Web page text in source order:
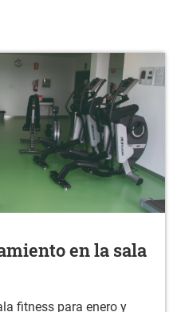
en la sala
fitness para enero y